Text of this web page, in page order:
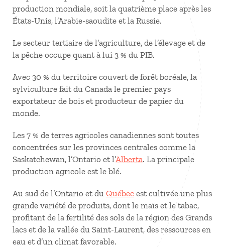
production mondiale, soit la quatrième place après les
États-Unis, l’Arabie-saoudite et la Russie.
Le secteur tertiaire de l’agriculture, de l’élevage et de
la pêche occupe quant à lui 3 % du PIB.
Avec 30 % du territoire couvert de forêt boréale, la
sylviculture fait du Canada le premier pays
exportateur de bois et producteur de papier du
monde.
Les 7 % de terres agricoles canadiennes sont toutes
concentrées sur les provinces centrales comme la
Saskatchewan, l’Ontario et l’Alberta. La principale
production agricole est le blé.
Au sud de l’Ontario et du Québec est cultivée une plus
grande variété de produits, dont le maïs et le tabac,
profitant de la fertilité des sols de la région des Grands
lacs et de la vallée du Saint-Laurent, des ressources en
eau et d’un climat favorable.